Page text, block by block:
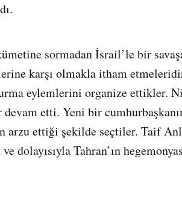
sormadan İsrail’le bir
karşı olmakla itham
eylemlerini organize ettikler.
devam etti. Yeni bir
arzu ettiği şekilde seçtiler. Taif
dolayısıyla Tahran’ın